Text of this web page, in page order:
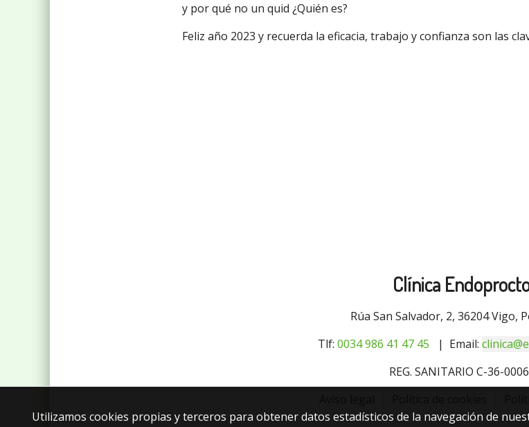
y por qué no un quid ¿Quién es?
Feliz año 2023 y recuerda la eficacia, trabajo y confianza son las
Clínica
Rúa San Salvador, 2, 36204 Vigo,
Tlf: 0034 986 41 47 45 | Email:
REG. SANITARIO C-36-
Utilizamos cookies propias y terceros para obtener datos estadísticos de la navegación de